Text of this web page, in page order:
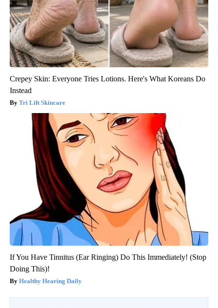
Crepey Skin: Everyone Tries Lotions. Here's What Koreans Do
Instead
Tri Lift Skincare
If You Have Tinnitus (Ear Ringing) Do This Immediately! (Stop
Doing This)!
Healthy Hearing Daily